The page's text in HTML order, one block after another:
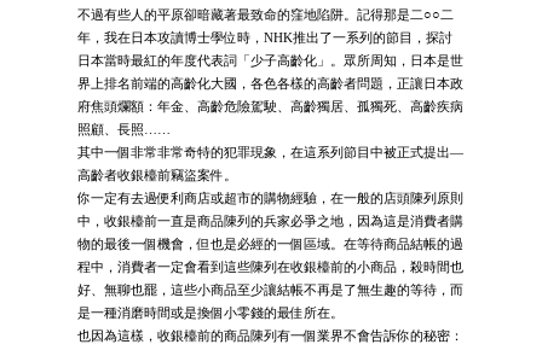
不過有些人的平原卻暗藏著最致命的窪地陷阱。記得那是二○○二
年，我在日本攻讀博士學位時，NHK推出了一系列的節目，探討
日本當時最紅的年度代表詞「少子高齡化」。眾所周知，日本是世
界上排名前端的高齡化大國，各色各樣的高齡者問題，正讓日本政
府焦頭爛額：年金、高齡危險駕駛、高齡獨居、孤獨死、高齡疾病
照顧、長照……
其中一個非常非常奇特的犯罪現象，在這系列節目中被正式提出—
高齡者收銀檯前竊盜案件。
你一定有去過便利商店或超市的購物經驗，在一般的店頭陳列原則
中，收銀檯前一直是商品陳列的兵家必爭之地，因為這是消費者購
物的最後一個機會，但也是必經的一個區域。在等待商品結帳的過
程中，消費者一定會看到這些陳列在收銀檯前的小商品，殺時間也
好、無聊也罷，這些小商品至少讓結帳不再是了無生趣的等待，而
是一種消磨時間或是換個小零錢的最佳所在。
也因為這樣，收銀檯前的商品陳列有一個業界不會告訴你的秘密：